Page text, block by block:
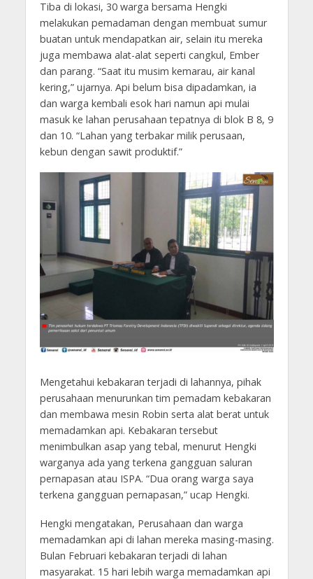
Tiba di lokasi, 30 warga bersama Hengki
melakukan pemadaman dengan membuat sumur
buatan untuk mendapatkan air, selain itu mereka
juga membawa alat-alat seperti cangkul, Ember
dan parang. “Saat itu musim kemarau, air kanal
kering,” ujarnya. Api belum bisa dipadamkan, ia
dan warga kembali esok hari namun api mulai
masuk ke lahan perusahaan tepatnya di blok B 8, 9
dan 10. “Lahan yang terbakar milik perusaan,
kebun dengan sawit produktif.”
Mengetahui kebakaran terjadi di lahannya, pihak
perusahaan menurunkan tim pemadam kebakaran
dan membawa mesin Robin serta alat berat untuk
memadamkan api. Kebakaran tersebut
menimbulkan asap yang tebal, menurut Hengki
warganya ada yang terkena gangguan saluran
pernapasan atau ISPA. “Dua orang warga saya
terkena gangguan pernapasan,” ucap Hengki.
Hengki mengatakan, Perusahaan dan warga
memadamkan api di lahan mereka masing-masing.
Bulan Februari kebakaran terjadi di lahan
masyarakat. 15 hari lebih warga memadamkan api